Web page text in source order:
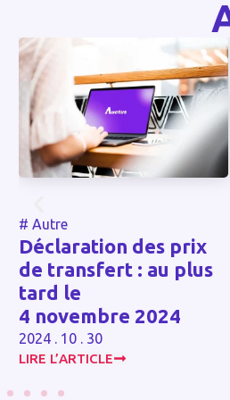
# Autre
Visite médicale de fin
de carrière
2023 . 06 . 16
LIRE L’ARTICLE